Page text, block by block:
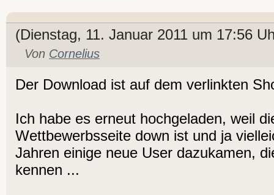
(Dienstag, 11. Januar 2011 um 17:56
Von Cornelius
Der Download ist auf dem verlinkten
Ich habe es erneut hochgeladen, weil
Wettbewerbsseite down ist und ja
Jahren einige neue User dazukamen,
kennen ...